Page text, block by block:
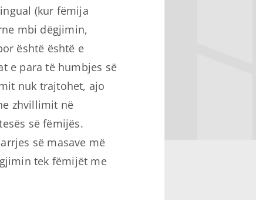
(kur fëmija
mbi dëgjimin,
është është e
e para të humbjes së
nuk trajtohet, ajo
zhvillimit në
së fëmijës.
së masave më
tek fëmijët me